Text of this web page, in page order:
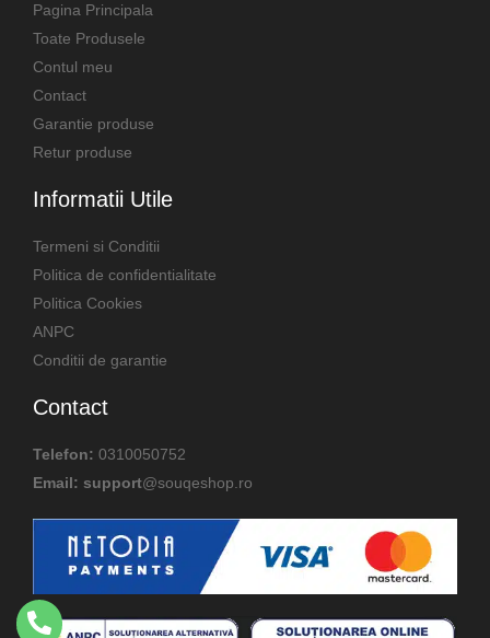
Pagina Principala
Toate Produsele
Contul meu
Contact
Garantie produse
Retur produse
Informatii Utile
Termeni si Conditii
Politica de confidentialitate
Politica Cookies
ANPC
Conditii de garantie
Contact
Telefon: 0310050752
Email: support@souqeshop.ro